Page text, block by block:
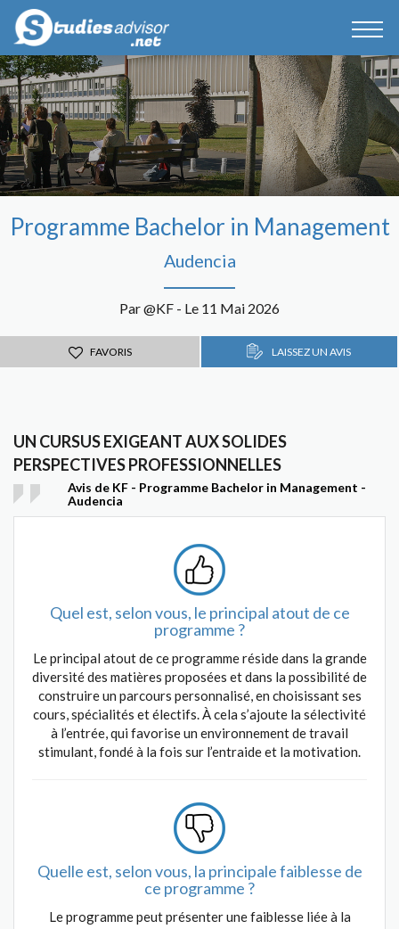
Programme Bachelor in Management
Audencia
Par @KF - Le 11 Mai 2026
FAVORIS LAISSEZ UN AVIS
UN CURSUS EXIGEANT AUX SOLIDES
PERSPECTIVES PROFESSIONNELLES
Avis de KF - Programme Bachelor in Management -
Audencia
Quel est, selon vous, le principal atout de ce
programme ?
Le principal atout de ce programme réside dans la grande
diversité des matières proposées et dans la possibilité de
construire un parcours personnalisé, en choisissant ses
cours, spécialités et électifs. À cela s’ajoute la sélectivité
à l’entrée, qui favorise un environnement de travail
stimulant, fondé à la fois sur l’entraide et la motivation.
Quelle est, selon vous, la principale faiblesse de
ce programme ?
Le programme peut présenter une faiblesse liée à la